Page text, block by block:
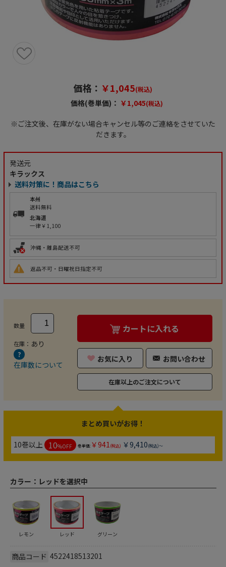
価格： ￥1,045(税込)
価格(巻単価)： ￥1,045(税込)
※ご注文後、在庫がない場合キャンセル等のご連絡をさせていた
だきます。
発送元
キラックス
送料対策に！商品はこちら
本州
送料無料
北海道
一律￥1,100
沖縄・離島配送不可
返品不可・日曜祝日指定不可
数量
在庫： あり
在庫数について
カートに入れる
お気に入り お問い合わせ
在庫以上のご注文について
まとめ買いがお得！
10巻以上 10%OFF 巻単価:￥941(税込) ￥9,410(税込)～
カラー： レッドを選択中
レモン レッド グリーン
商品コード 4522418513201